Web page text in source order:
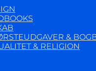
&
& RELIGION